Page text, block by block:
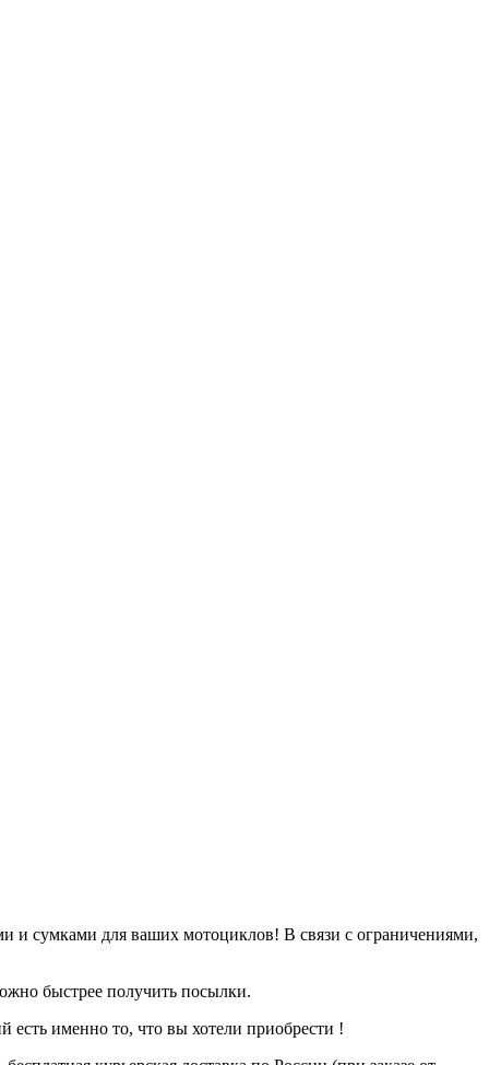
и сумками для ваших мотоциклов! В связи с ограничениями,
быстрее получить посылки.
именно то, что вы хотели приобрести !